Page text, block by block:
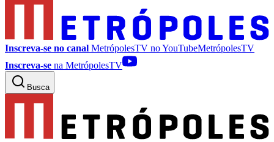
Inscreva-se no canal MetrópolesTV noYouTubeMetrópolesTV
Inscreva-se na MetrópolesTV
Busca